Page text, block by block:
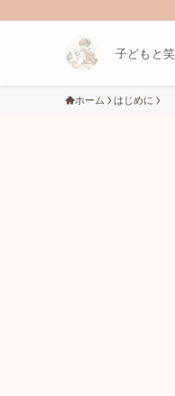
子どもと
ホーム はじめに